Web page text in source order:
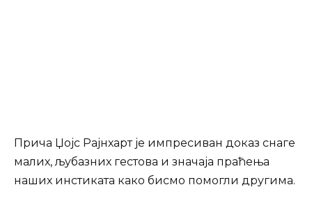
Прича Џојс Рајнхарт је импресиван доказ снаге
малих, љубазних гестова и значаја праћења
наших инстиката како бисмо помогли другима.